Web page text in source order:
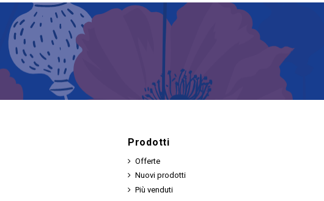
Prodotti
Offerte
Nuovi prodotti
Più venduti